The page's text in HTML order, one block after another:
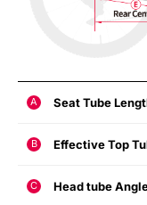
A Seat Tube
B Effective Top
C Head tube